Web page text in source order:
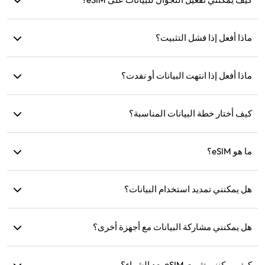
المحمولة' وقم بتفعيل 'تجوال البيانات'.
ماذا أفعل إذا فشل التثبيت؟
eSIM مرة واحدة فقط. إذا استمرت المشكلة، يرجى الاتصال بخدمة
ماذا أفعل إذا انتهت البيانات أو نفدت؟
كيف أختار خطة البيانات المناسبة؟
ما هو eSIM؟
وتثبيتها، يمكنك استخدامها للاتصال بالإنترنت.
هل يمكنني تمديد استخدام البيانات؟
الحالية.
هل يمكنني مشاركة البيانات مع أجهزة أخرى؟